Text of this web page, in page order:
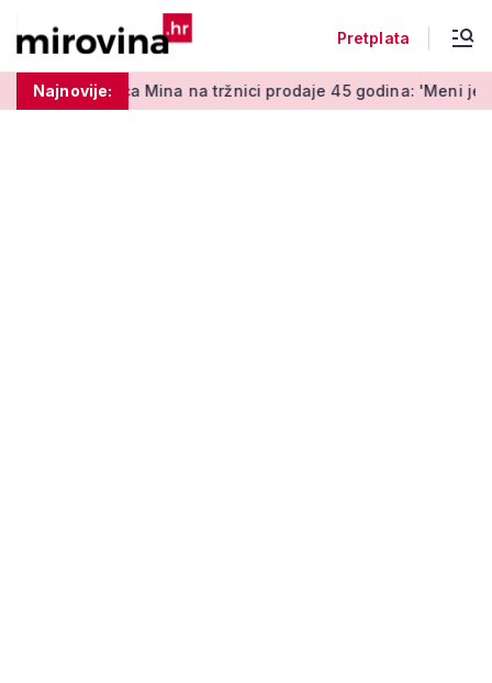
Pretplata
Najnovije:
Mina na tržnici prodaje 45 godina: 'Meni je ovo zabava i